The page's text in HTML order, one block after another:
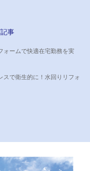
事
ォームで快適在宅勤務を実
スで衛生的に！水回りリフォ